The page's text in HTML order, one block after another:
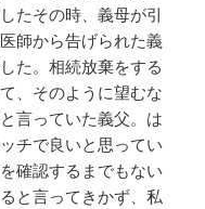
たその時、義母が引
師から告げられた義
た。相続放棄をする
、そのように望むな
言っていた義父。は
チで良いと思ってい
確認するまでもない
と言ってきかず、私